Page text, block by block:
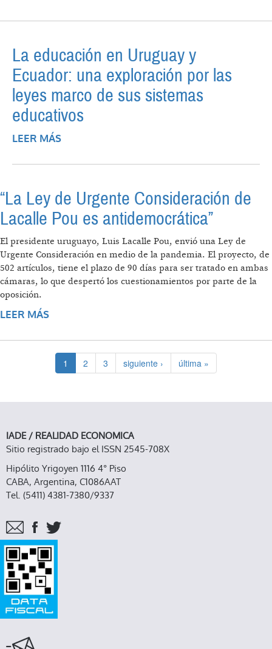
DEJÓ EL ÚLTIMO GOBIERNO MILITAR EN
La educación en Uruguay y
Ecuador: una exploración por las
leyes marco de sus sistemas
educativos
LEER MÁS
LEYES MARCO DE SUS SISTEMAS
“La Ley de Urgente Consideración de
Lacalle Pou es antidemocrática”
El presidente uruguayo, Luis Lacalle Pou, envió una Ley de
Urgente Consideración en medio de la pandemia. El proyecto, de
502 artículos, tiene el plazo de 90 días para ser tratado en ambas
cámaras, lo que despertó los cuestionamientos por parte de la
oposición.
LEER MÁS
ANTIDEMOCRÁTICA”
1 2 3 siguiente › última »
IADE / REALIDAD ECONOMICA
Sitio registrado bajo el ISSN 2545-708X
Hipólito Yrigoyen 1116 4° Piso
CABA, Argentina, C1086AAT
Tel. (5411) 4381-7380/9337